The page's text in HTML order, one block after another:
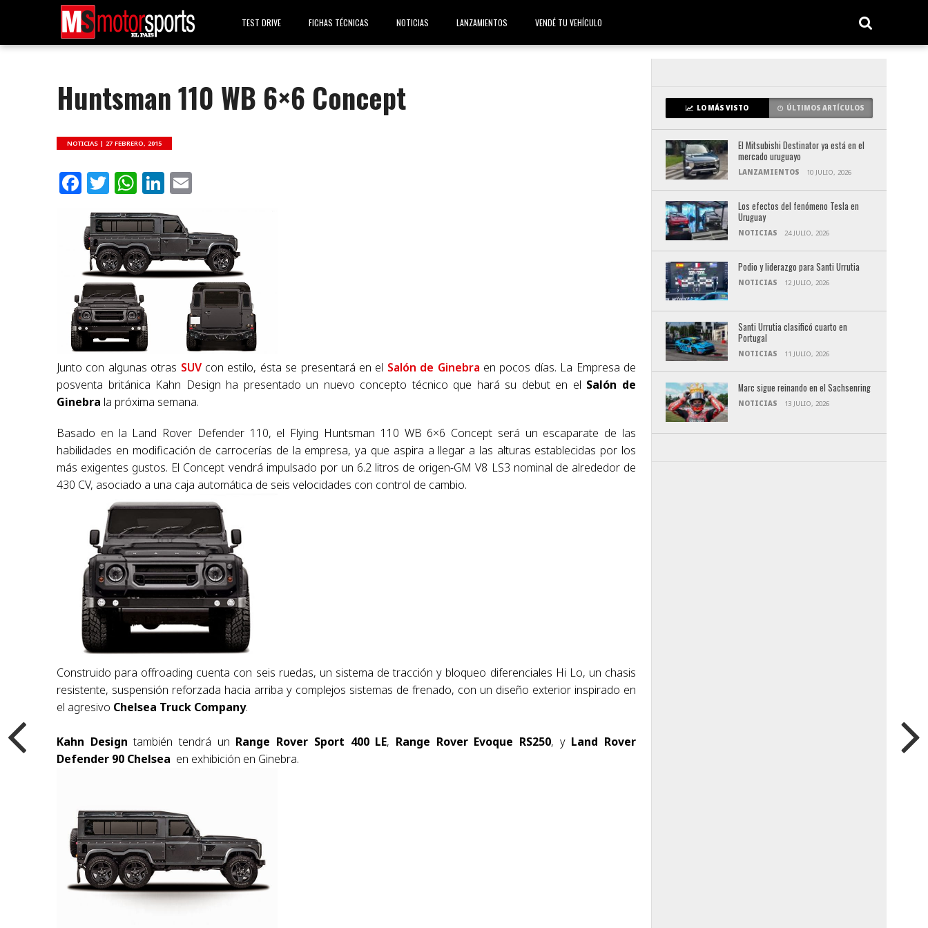
TEST DRIVE FICHAS TÉCNICAS NOTICIAS LANZAMIENTOS VENDÉ TU VEHÍCULO
Huntsman 110 WB 6×6 Concept
NOTICIAS |27 FEBRERO, 2015
Facebook
Twitter
WhatsApp
LinkedIn
Junto con algunas otras SUVcon estilo, ésta se presentará en el Salón de Ginebra en pocos días. La Empresa de
posventa británica Kahn Design ha presentado un nuevo concepto técnico que hará su debut en el Salón de
Ginebra la próxima semana.
Basado en la Land Rover Defender 110, el Flying Huntsman 110 WB 6×6 Concept será un escaparate de las
habilidades en modificación de carrocerías de la empresa, ya que aspira a llegar a las alturas establecidas por los
más exigentes gustos. El Concept vendrá impulsado por un 6.2 litros de origen-GM V8 LS3 nominal de alrededor de
430 CV, asociado a una caja automática de seis velocidades con control de cambio.
Construido para offroading cuenta con seis ruedas, un sistema de tracción y bloqueo diferenciales Hi Lo, un chasis
resistente, suspensión reforzada hacia arriba y complejos sistemas de frenado, con un diseño exterior inspirado en
el agresivo Chelsea Truck Company.
Kahn Design también tendrá un Range Rover Sport 400 LE, Range Rover Evoque RS250, y Land Rover
Defender 90 Chelsea en exhibición en Ginebra.
LO MÁS VISTO ÚLTIMOS ARTÍCULOS
El Mitsubishi Destinator ya está en el
mercado uruguayo
LANZAMIENTOS 10 JULIO, 2026
Los efectos del fenómeno Tesla en
Uruguay
NOTICIAS 24 JULIO, 2026
Podio y liderazgo para Santi Urrutia
NOTICIAS 12 JULIO, 2026
Santi Urrutia clasificó cuarto en
Portugal
NOTICIAS 11 JULIO, 2026
Marc sigue reinando en el Sachsenring
NOTICIAS 13 JULIO, 2026